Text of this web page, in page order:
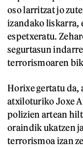
oso larritzat jo
izandako liskarra,
espetxeratu.
segurtasun
terrorismoaren
Horixe gertatu da,
atxiloturiko Joxe
polizien artean
oraindik ukatzen
terrorismoa izan